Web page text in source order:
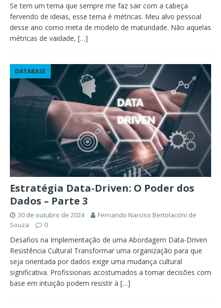
Se tem um tema que sempre me faz sair com a cabeça
fervendo de ideias, esse tema é métricas. Meu alvo pessoal
desse ano como meta de modelo de maturidade. Não aquelas
métricas de vaidade, […]
DATABASE
Estratégia Data-Driven: O Poder dos
Dados – Parte 3
30 de outubro de 2024
Fernando Narciso Bertolaccini de
Souza
0
Desafios na Implementação de uma Abordagem Data-Driven
Resistência Cultural Transformar uma organização para que
seja orientada por dados exige uma mudança cultural
significativa. Profissionais acostumados a tomar decisões com
base em intuição podem resistir à […]